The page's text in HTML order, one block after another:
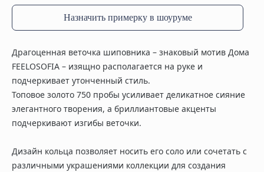
Назначить примерку в шоуруме
Драгоценная веточка шиповника – знаковый мотив Дома
FEELOSOFIA – изящно располагается на руке и
подчеркивает утонченный стиль.
Топовое золото 750 пробы усиливает деликатное сияние
элегантного творения, а бриллиантовые акценты
подчеркивают изгибы веточки.
Дизайн кольца позволяет носить его соло или сочетать с
различными украшениями коллекции для создания